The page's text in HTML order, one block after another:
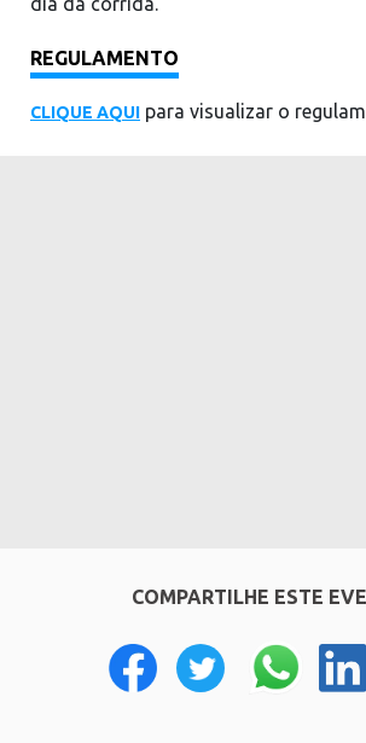
REGULAMENTO
CLIQUE AQUI para visualizar o
COMPARTILHE ESTE